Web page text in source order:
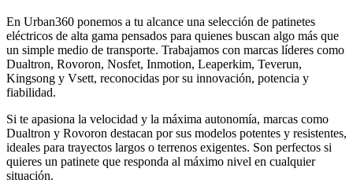
En Urban360 ponemos a tu alcance una selección de patinetes
eléctricos de alta gama pensados para quienes buscan algo más que
un simple medio de transporte. Trabajamos con marcas líderes como
Dualtron, Rovoron, Nosfet, Inmotion, Leaperkim, Teverun,
Kingsong y Vsett, reconocidas por su innovación, potencia y
fiabilidad.
Si te apasiona la velocidad y la máxima autonomía, marcas como
Dualtron y Rovoron destacan por sus modelos potentes y resistentes,
ideales para trayectos largos o terrenos exigentes. Son perfectos si
quieres un patinete que responda al máximo nivel en cualquier
situación.